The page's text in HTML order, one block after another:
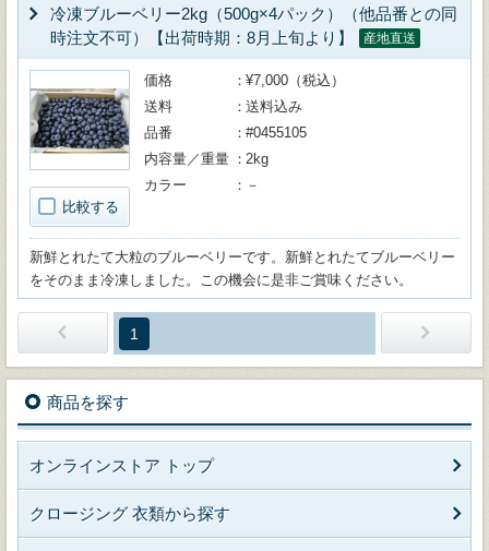
冷凍ブルーベリー2kg（500g×4パック）（他品番との同
時注文不可）【出荷時期：8月上旬より】
産地直送
比較する
価格
¥7,000（税込）
送料
送料込み
品番
#0455105
内容量／重量
2kg
カラー
－
新鮮とれたて大粒のブルーベリーです。新鮮とれたてブルーベリー
をそのまま冷凍しました。この機会に是非ご賞味ください。
1
商品を探す
オンラインストア トップ
クロージング 衣類から探す